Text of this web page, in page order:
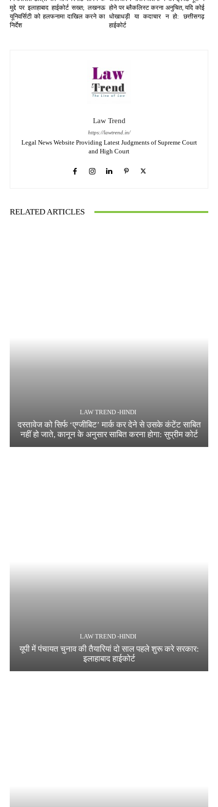
मुद्दे पर इलाहाबाद हाईकोर्ट सख्त; लखनऊ
यूनिवर्सिटी को हलफनामा दाखिल करने का
निर्देश
होने पर ब्लैकलिस्ट करना अनुचित, यदि कोई
धोखाधड़ी या कदाचार न हो: छत्तीसगढ़
हाईकोर्ट
Law Trend
https://lawtrend.in/
Legal News Website Providing Latest Judgments of Supreme Court
and High Court
RELATED ARTICLES
LAW TREND -HINDI
दस्तावेज को सिर्फ ‘एग्जीबिट’ मार्क कर देने से उसके कंटेंट साबित
नहीं हो जाते, कानून के अनुसार साबित करना होगा: सुप्रीम कोर्ट
LAW TREND -HINDI
यूपी में पंचायत चुनाव की तैयारियां दो साल पहले शुरू करे सरकार:
इलाहाबाद हाईकोर्ट